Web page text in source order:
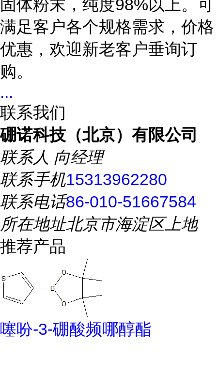
固体粉末，纯度98%以上。可
满足客户各个规格需求，价格
优惠，欢迎新老客户垂询订
购。
...
联系我们
硼诺科技（北京）有限公司
联系人 向经理
联系手机15313962280
联系电话86-010-51667584
所在地址北京市海淀区上地
推荐产品
噻吩-3-硼酸频哪醇酯